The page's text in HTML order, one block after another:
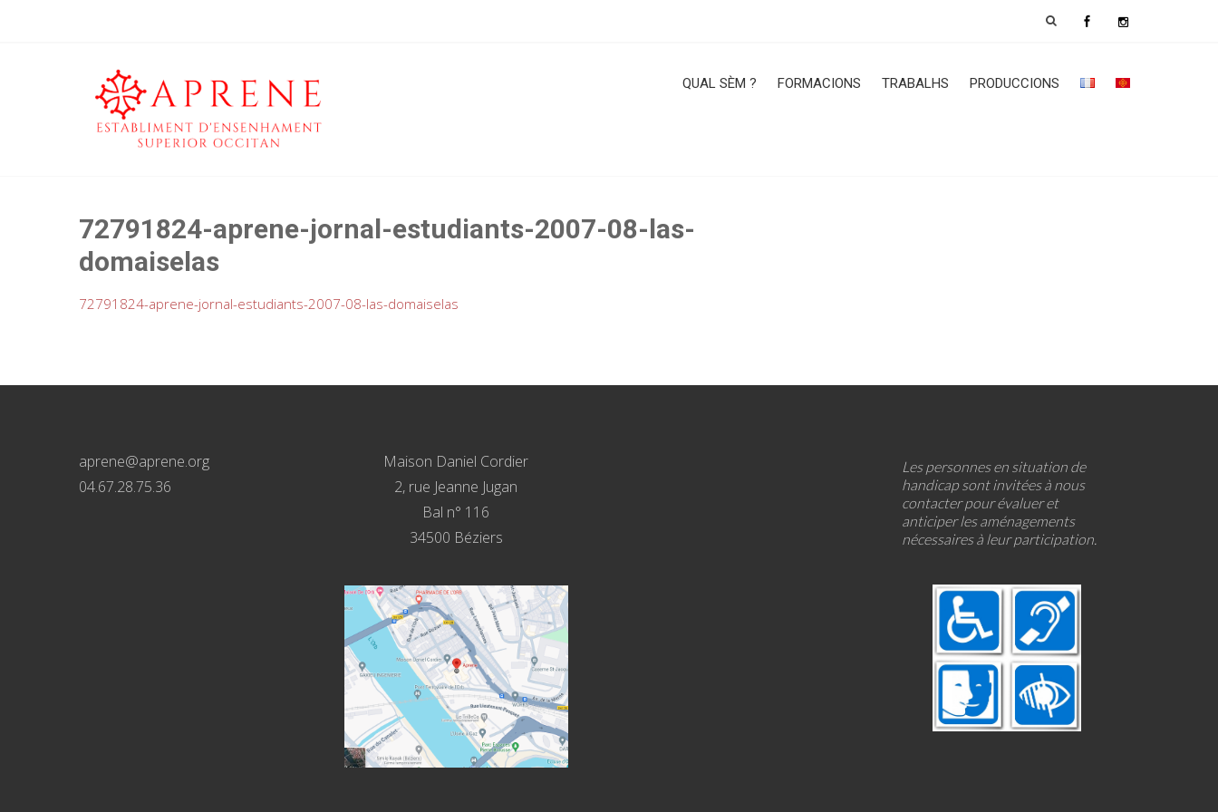
QUAL SÈM ? FORMACIONS TRABALHS PRODUCCIONS
72791824-aprene-jornal-estudiants-2007-08-las-
domaiselas
72791824-aprene-jornal-estudiants-2007-08-las-domaiselas
aprene@aprene.org
04.67.28.75.36
Maison Daniel Cordier
2, rue Jeanne Jugan
Bal n° 116
34500 Béziers
Les personnes en situation de
handicap sont invitées à nous
contacter pour évaluer et
anticiper les aménagements
nécessaires à leur participation.